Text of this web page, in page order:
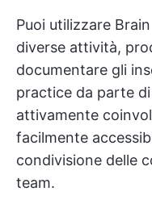
Puoi utilizzare
diverse attività,
documentare gli
practice da parte
attivamente
facilmente
condivisione delle
team.